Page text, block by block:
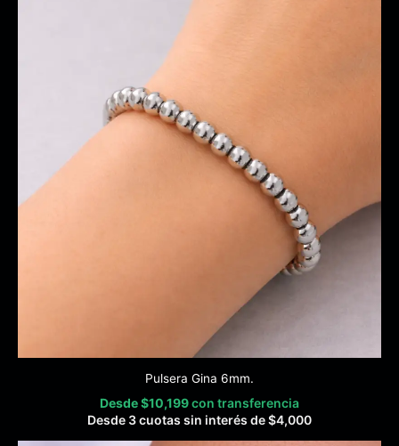
Pulsera Gina 6mm.
Desde$10,199con transferencia
Desde 3 cuotas sin interés de$4,000